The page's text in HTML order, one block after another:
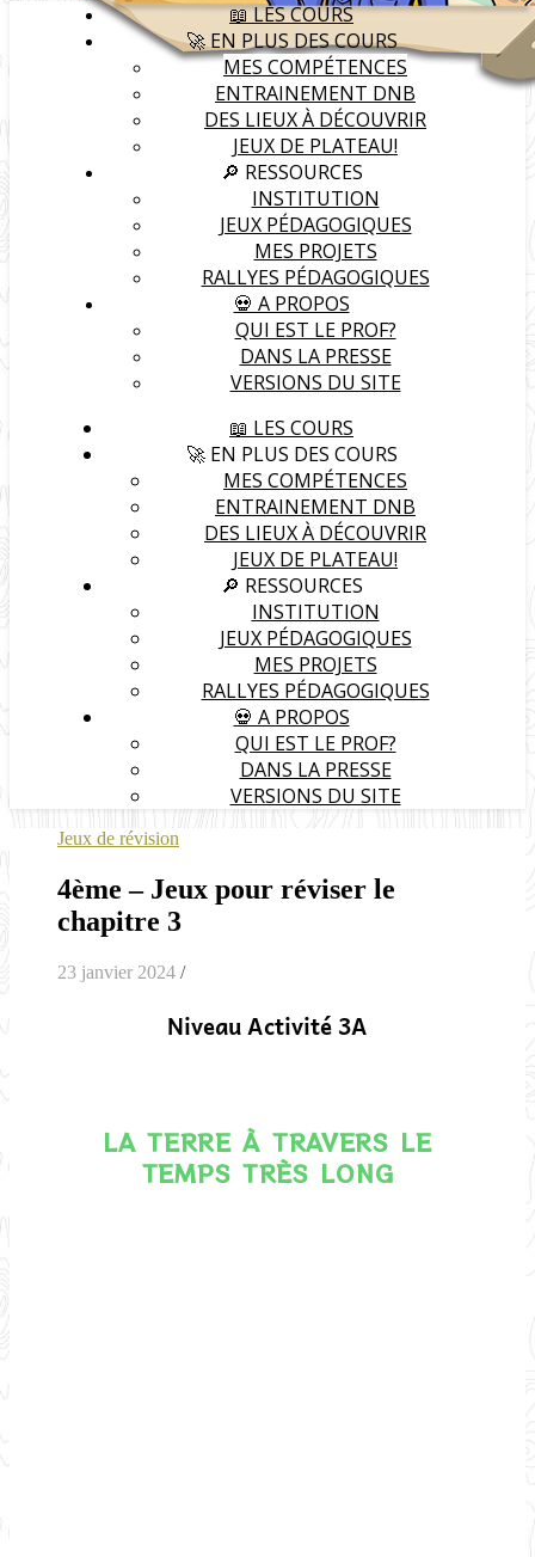
📖 LES COURS
🚀 EN PLUS DES COURS
MES COMPÉTENCES
ENTRAINEMENT DNB
DES LIEUX À DÉCOUVRIR
JEUX DE PLATEAU!
🔎 RESSOURCES
INSTITUTION
JEUX PÉDAGOGIQUES
MES PROJETS
RALLYES PÉDAGOGIQUES
💀 A PROPOS
QUI EST LE PROF?
DANS LA PRESSE
VERSIONS DU SITE
📖 LES COURS
🚀 EN PLUS DES COURS
MES COMPÉTENCES
ENTRAINEMENT DNB
DES LIEUX À DÉCOUVRIR
JEUX DE PLATEAU!
🔎 RESSOURCES
INSTITUTION
JEUX PÉDAGOGIQUES
MES PROJETS
RALLYES PÉDAGOGIQUES
💀 A PROPOS
QUI EST LE PROF?
DANS LA PRESSE
VERSIONS DU SITE
Jeux de révision
4ème – Jeux pour réviser le
chapitre 3
23 janvier 2024 /
Niveau Activité 3A
LA TERRE À TRAVERS LE
TEMPS TRÈS LONG